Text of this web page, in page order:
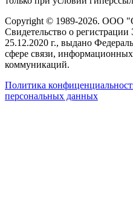
Copyright © 1989-2026. ООО
Свидетельство о
25.12.2020 г., выдано
сфере связи,
коммуникаций.
Политика
персональных данных